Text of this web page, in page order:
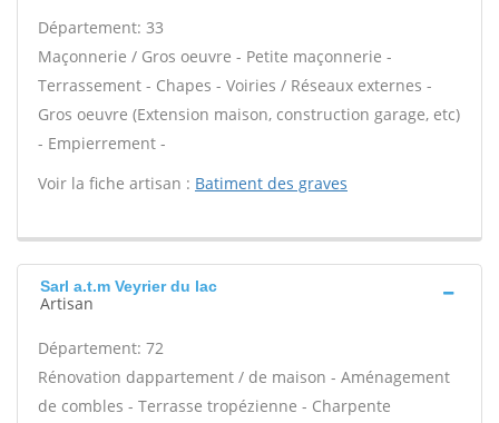
Département: 33
Maçonnerie / Gros oeuvre - Petite maçonnerie -
Terrassement - Chapes - Voiries / Réseaux externes -
Gros oeuvre (Extension maison, construction garage, etc)
- Empierrement -
Voir la fiche artisan : Batiment des graves
Sarl a.t.m Veyrier du lac
Artisan
Département: 72
Rénovation dappartement / de maison - Aménagement
de combles - Terrasse tropézienne - Charpente